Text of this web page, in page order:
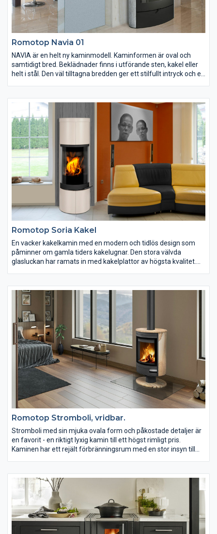
Romotop Navia 01
NAVIA är en helt ny kaminmodell. Kaminformen är oval och
samtidigt bred. Beklädnader finns i utförande sten, kakel eller
helt i stål. Den väl tilltagna bredden ger ett stilfullt intryck och en
slittåligt eldfast tegel. Storleken på eldstaden gör det möjligt att
lägga på ved upp till en halvmeter.
Romotop Soria Kakel
En vacker kakelkamin med en modern och tidlös design som
påminner om gamla tiders kakelugnar. Den stora välvda
glasluckan har ramats in med kakelplattor av högsta kvalitet.
Kaminen på bilden har kakelfärg 92360. SORIA är kaminen som
fångar allas blickar och uppmärksamhet. Soria kakelkamin har
svartlackerat stål och ett ackumuleringspaket finns som
tillbehör.
Romotop Stromboli, vridbar.
Stromboli med sin mjuka ovala form och påkostade detaljer är
en favorit - en riktigt lyxig kamin till ett högst rimligt pris.
Kaminen har ett rejält förbränningsrum med en stor insyn till